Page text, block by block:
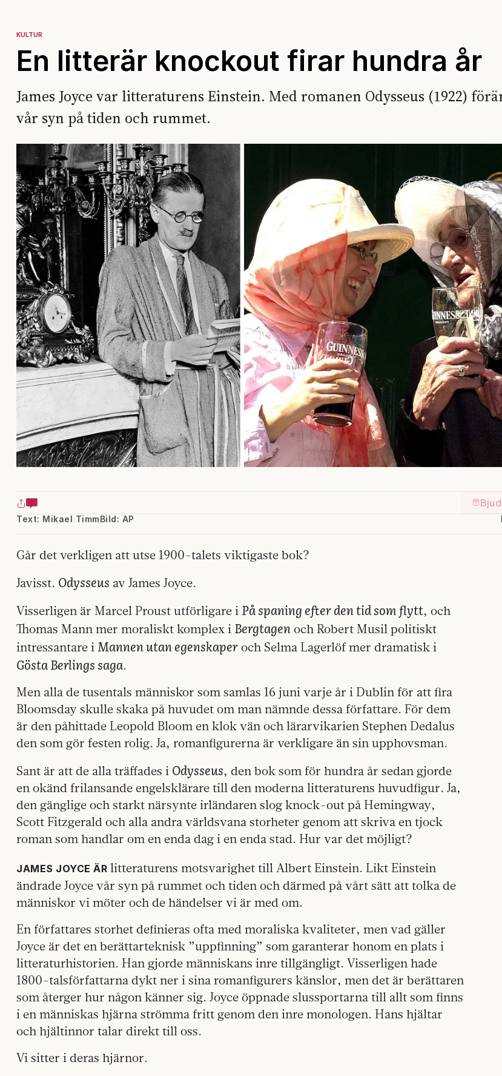
KULTUR
En litterär knockout firar hundra år
James Joyce var litteraturens Einstein. Med romanen Odysseus (1922)
vår syn på tiden och rummet.
Text: Mikael TimmBild: AP
Går det verkligen att utse 1900-talets viktigaste bok?
Javisst. Odysseus av James Joyce.
Visserligen är Marcel Proust utförligare i På spaning efter den tid som flytt, och
Thomas Mann mer moraliskt komplex i Bergtagen och Robert Musil politiskt
intressantare i Mannen utan egenskaper och Selma Lagerlöf mer dramatisk i
Gösta Berlings saga.
Men alla de tusentals människor som samlas 16 juni varje år i Dublin för att fira
Bloomsday skulle skaka på huvudet om man nämnde dessa författare. För dem
är den påhittade Leopold Bloom en klok vän och lärarvikarien Stephen Dedalus
den som gör festen rolig. Ja, romanfigurerna är verkligare än sin upphovsman.
Sant är att de alla träffades i Odysseus, den bok som för hundra år sedan gjorde
en okänd frilansande engelsklärare till den moderna litteraturens huvudfigur. Ja,
den gänglige och starkt närsynte irländaren slog knock-out på Hemingway,
Scott Fitzgerald och alla andra världsvana storheter genom att skriva en tjock
roman som handlar om en enda dag i en enda stad. Hur var det möjligt?
JAMES JOYCE ÄR litteraturens motsvarighet till Albert Einstein. Likt Einstein
ändrade Joyce vår syn på rummet och tiden och därmed på vårt sätt att tolka de
människor vi möter och de händelser vi är med om.
En författares storhet definieras ofta med moraliska kvaliteter, men vad gäller
Joyce är det en berättarteknisk ”uppfinning” som garanterar honom en plats i
litteraturhistorien. Han gjorde människans inre tillgängligt. Visserligen hade
1800-talsförfattarna dykt ner i sina romanfigurers känslor, men det är berättaren
som återger hur någon känner sig. Joyce öppnade slussportarna till allt som finns
i en människas hjärna strömma fritt genom den inre monologen. Hans hjältar
och hjältinnor talar direkt till oss.
Vi sitter i deras hjärnor.